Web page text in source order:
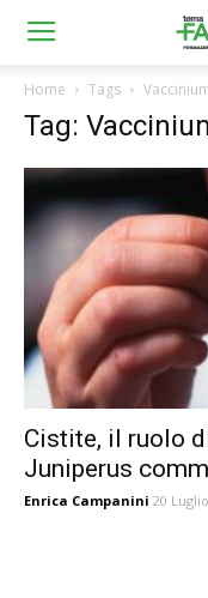
Home Tags
Tag:
Cistite, il ruolo
Juniperus
Enrica Campanini 20